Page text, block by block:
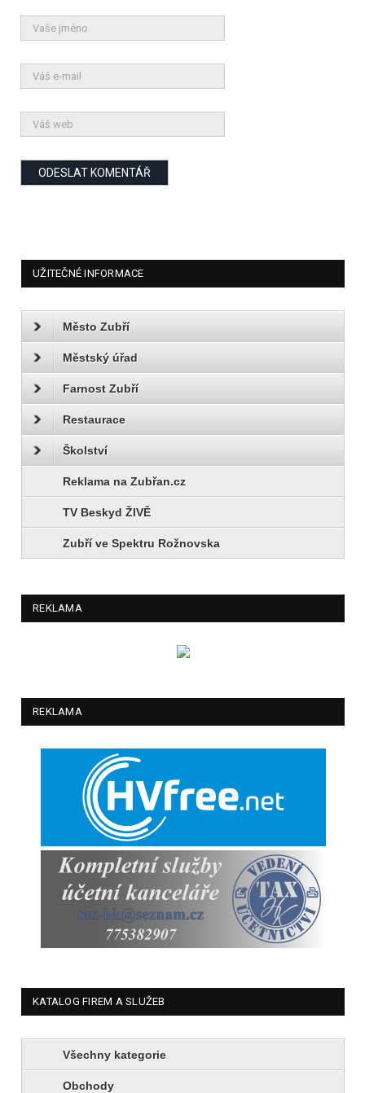
UŽITEČNÉ INFORMACE
Město Zubří
Městský úřad
Farnost Zubří
Restaurace
Školství
Reklama na Zubřan.cz
TV Beskyd ŽIVĚ
Zubří ve Spektru Rožnovska
REKLAMA
REKLAMA
KATALOG FIREM A SLUŽEB
Všechny kategorie
Obchody